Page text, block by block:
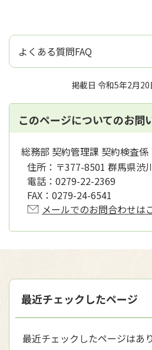
よくある質問FAQ
掲載日 令和5年2月20
このページについてのお問
総務部 契約管理課 契約検査係
住所： 〒377-8501 群馬県渋
電話： 0279-22-2369
FAX： 0279-24-6541
メールでのお問合わせは
最近チェックしたページ
最近チェックしたページはあ